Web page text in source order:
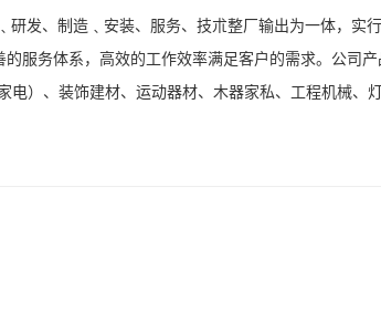
研发、制造﹑安装、服务、技朮整厂输出为一体，实
服务体系，高效的工作效率满足客户的需求。公司
电）、装饰建材、运动器材、木器家私、工程机械、